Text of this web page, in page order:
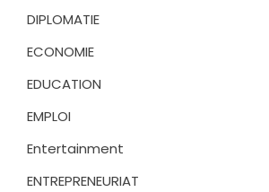
DIPLOMATIE
ECONOMIE
EDUCATION
EMPLOI
Entertainment
ENTREPRENEURIAT